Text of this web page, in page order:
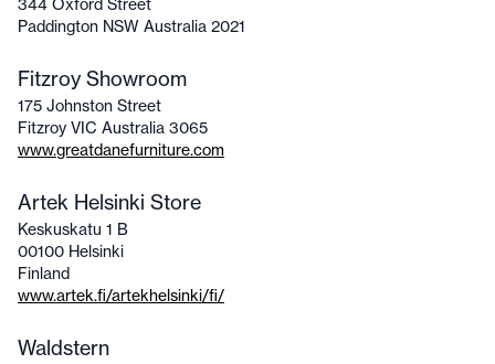
344 Oxford Street
Paddington NSW Australia 2021
Fitzroy Showroom
175 Johnston Street
Fitzroy VIC Australia 3065
www.greatdanefurniture.com
Artek Helsinki Store
Keskuskatu 1 B
00100 Helsinki
Finland
www.artek.fi/artekhelsinki/fi/
Waldstern